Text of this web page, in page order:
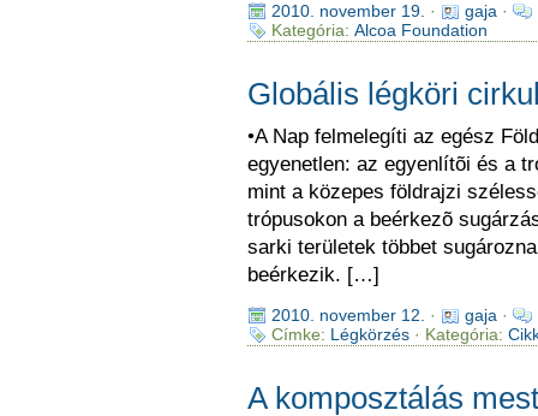
2010. november 19. · gaja ·
Kategória: Alcoa Foundation
Globális légköri
•A Nap felmelegíti az egész
egyenetlen: az egyenlítõi és a
mint a közepes földrajzi
trópusokon a beérkezõ
sarki területek többet
beérkezik. […]
2010. november 12. · gaja ·
Címke: Légkörzés· Kategória:
A komposztálás